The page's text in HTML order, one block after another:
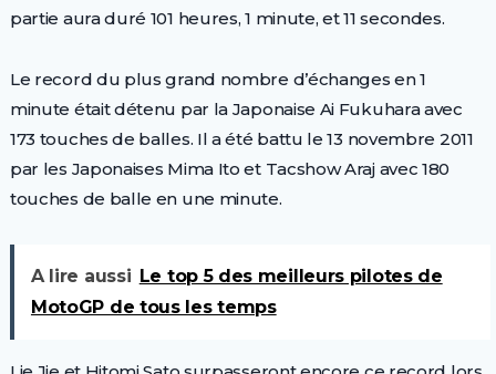
partie aura duré 101 heures, 1 minute, et 11 secondes.
Le record du plus grand nombre d’échanges en 1
minute était détenu par la Japonaise Ai Fukuhara avec
173 touches de balles. Il a été battu le 13 novembre 2011
par les Japonaises Mima Ito et Tacshow Araj avec 180
touches de balle en une minute.
A lire aussi Le top 5 des meilleurs pilotes de
MotoGP de tous les temps